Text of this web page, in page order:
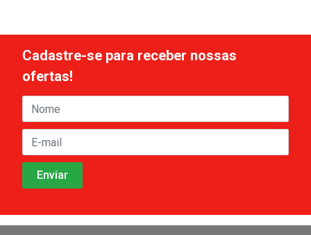
Cadastre-se para receber nossas
ofertas!